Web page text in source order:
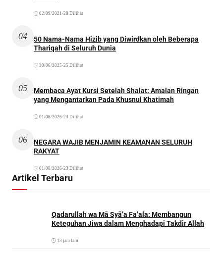
02/09/2021 •28 Dilihat
04
50 Nama-Nama Hizib yang Diwirdkan oleh Beberapa
Thariqah di Seluruh Dunia
30/06/2025 •25 Dilihat
05
Membaca Ayat Kursi Setelah Shalat: Amalan Ringan
yang Mengantarkan Pada Khusnul Khatimah
01/08/2026•23 Dilihat
06
NEGARA WAJIB MENJAMIN KEAMANAN SELURUH
RAKYAT
01/08/2026•23 Dilihat
Artikel Terbaru
Qadarullah wa Mā Syā’a Fa’ala: Membangun
Keteguhan Jiwa dalam Menghadapi Takdir Allah
13 jam lalu